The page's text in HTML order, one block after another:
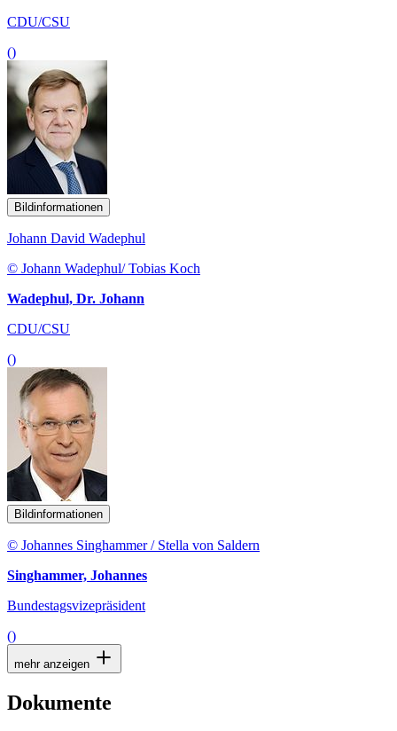
CDU/CSU
()
Bildinformationen
Johann David Wadephul
© Johann Wadephul/ Tobias Koch
Wadephul, Dr. Johann
CDU/CSU
()
Bildinformationen
© Johannes Singhammer / Stella von Saldern
Singhammer, Johannes
Bundestagsvizepräsident
()
mehr anzeigen
Dokumente